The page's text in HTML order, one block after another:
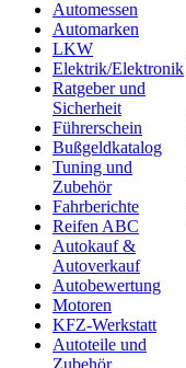
Automessen
Automarken
LKW
Elektrik/Elektronik
Ratgeber und
Sicherheit
Führerschein
Bußgeldkatalog
Tuning und
Zubehör
Fahrberichte
Reifen ABC
Autokauf &
Autoverkauf
Autobewertung
Motoren
KFZ-Werkstatt
Autoteile und
Zubehör